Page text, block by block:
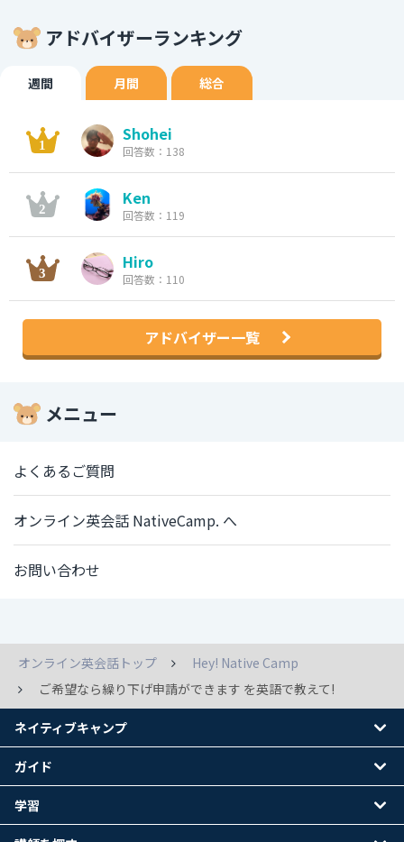
アドバイザーランキング
週間 月間 総合
Shohei
回答数：138
Ken
回答数：119
Hiro
回答数：110
アドバイザー一覧
メニュー
よくあるご質問
オンライン英会話 NativeCamp. へ
お問い合わせ
オンライン英会話トップ
Hey! Native Camp
ご希望なら繰り下げ申請ができます を英語で教えて!
ネイティブキャンプ
ガイド
学習